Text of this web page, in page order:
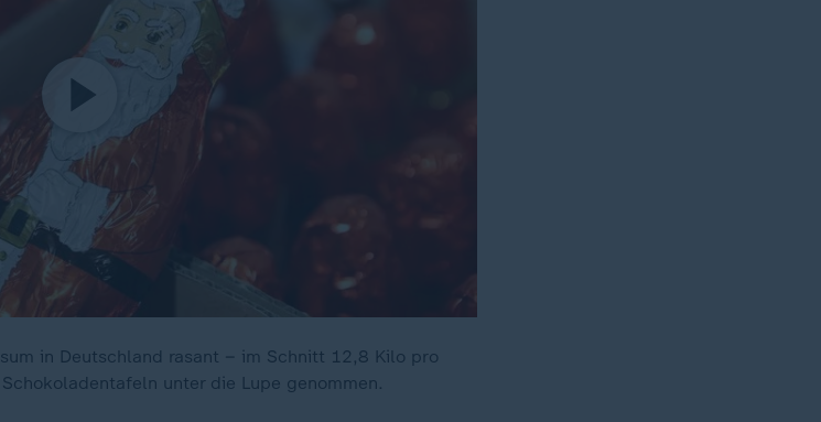
in Deutschland rasant – im Schnitt 12,8 Kilo pro
unter die Lupe genommen.